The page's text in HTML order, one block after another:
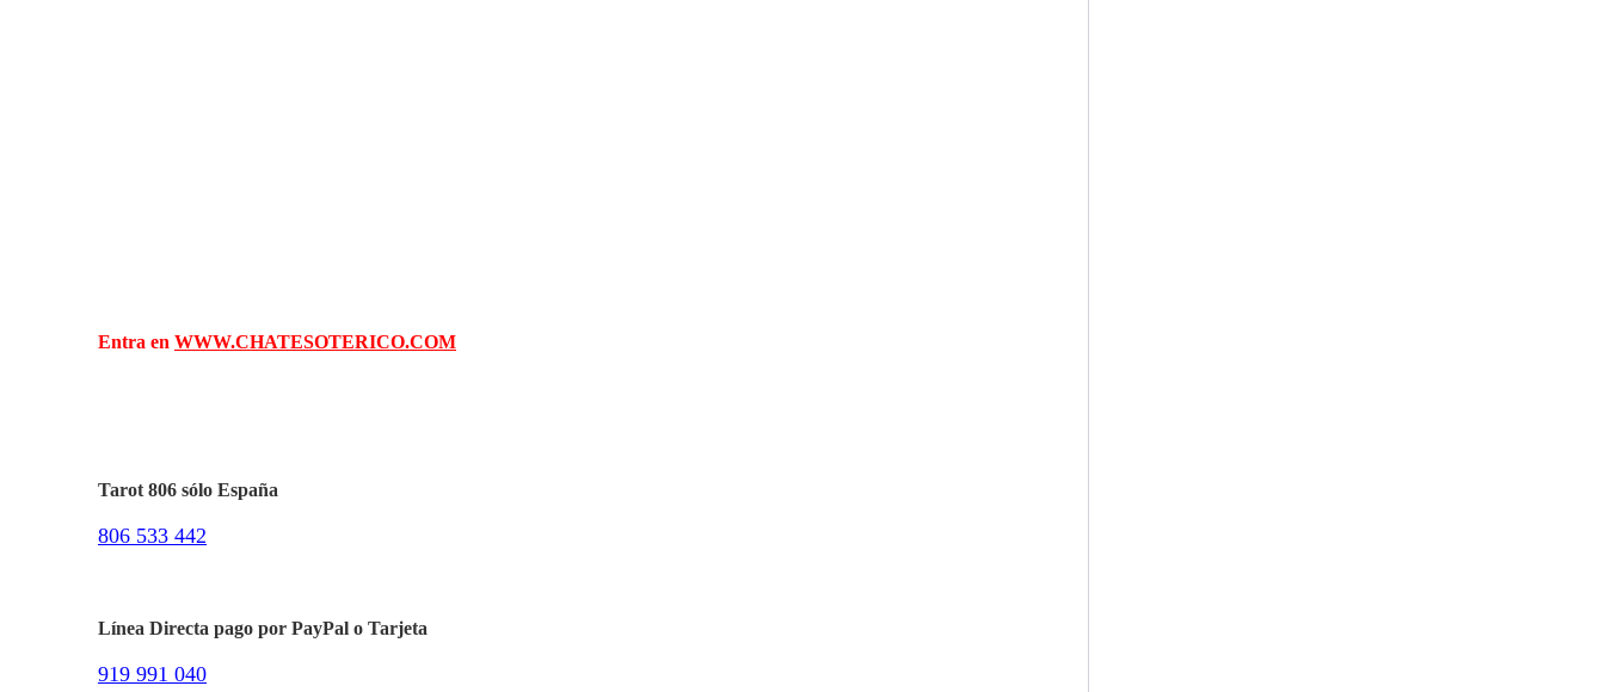
Entra en WWW.CHATESOTERICO.COM
Tarot 806 sólo España
806 533 442
Línea Directa pago por PayPal o Tarjeta
919 991 040